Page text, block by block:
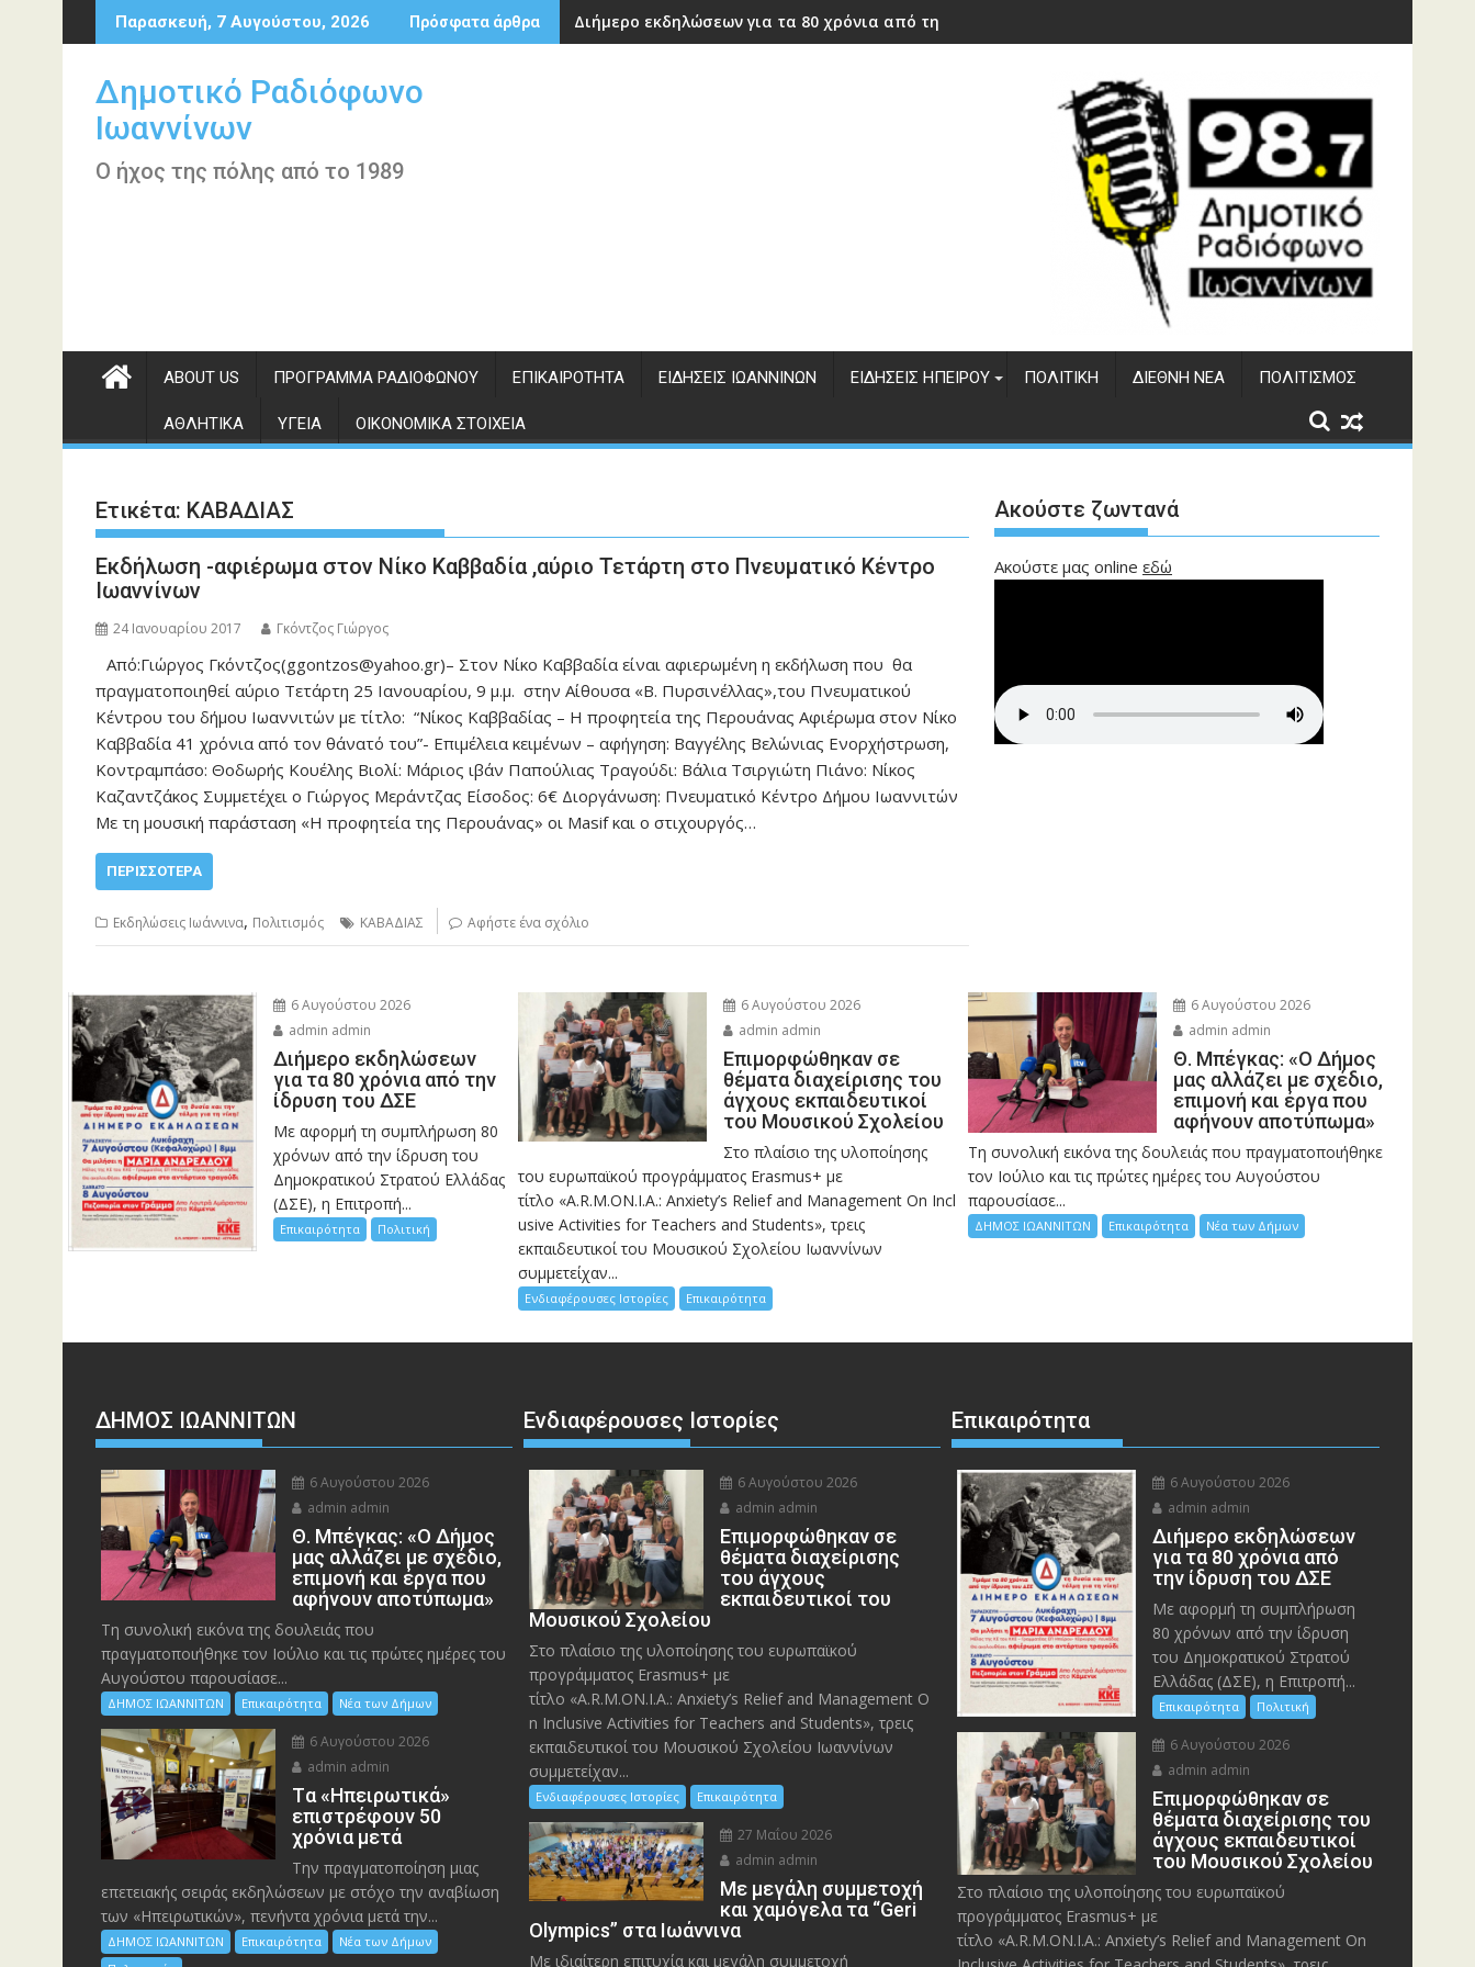
Περάστε
στο
Παρασκευή, 7 Αυγούστου, 2026 Πρόσφατα άρθρα Διήμερο εκδηλώσεων για τα 80 χρόνια από την ίδρυση του ΔΣΕ
Δημοτικό Ραδιόφωνο
Ιωαννίνων
Ο ήχος της πόλης από το 1989
ABOUT US ΠΡΌΓΡΑΜΜΑ ΡΑΔΙΟΦΏΝΟΥ ΕΠΙΚΑΙΡΌΤΗΤΑ ΕΙΔΉΣΕΙΣ ΙΩΑΝΝΊΝΩΝ ΕΙΔΉΣΕΙΣ ΗΠΕΊΡΟΥ ΠΟΛΙΤΙΚΉ ΔΙΕΘΝΉ ΝΈΑ ΠΟΛΙΤΙΣΜΌΣ
ΑΘΛΗΤΙΚΆ ΥΓΕΊΑ ΟΙΚΟΝΟΜΙΚΆ ΣΤΟΙΧΕΊΑ
Ετικέτα: ΚΑΒΑΔΙΑΣ
Εκδήλωση -αφιέρωμα στον Νίκο Καββαδία ,αύριο Τετάρτη στο Πνευματικό Κέντρο
Ιωαννίνων
24 Ιανουαρίου 2017 Γκόντζος Γιώργος
Από:Γιώργος Γκόντζος(ggontzos@yahoo.gr)– Στον Νίκο Καββαδία είναι αφιερωμένη η εκδήλωση που θα
πραγματοποιηθεί αύριο Τετάρτη 25 Ιανουαρίου, 9 μ.μ. στην Αίθουσα «Β. Πυρσινέλλας»,του Πνευματικού
Κέντρου του δήμου Ιωαννιτών με τίτλο: “Νίκος Καββαδίας – Η προφητεία της Περουάνας Αφιέρωμα στον Νίκο
Καββαδία 41 χρόνια από τον θάνατό του”- Επιμέλεια κειμένων – αφήγηση: Βαγγέλης Βελώνιας Ενορχήστρωση,
Κοντραμπάσο: Θοδωρής Κουέλης Βιολί: Μάριος ιβάν Παπούλιας Τραγούδι: Βάλια Τσιργιώτη Πιάνο: Νίκος
Καζαντζάκος Συμμετέχει ο Γιώργος Μεράντζας Είσοδος: 6€ Διοργάνωση: Πνευματικό Κέντρο Δήμου Ιωαννιτών
Με τη μουσική παράσταση «Η προφητεία της Περουάνας» οι Masif και ο στιχουργός…
ΠΕΡΙΣΣΌΤΕΡΑ
Εκδηλώσεις Ιωάννινα, Πολιτισμός ΚΑΒΑΔΙΑΣ Αφήστε ένα σχόλιο
Ακούστε ζωντανά
Ακούστε μας online εδώ
6 Αυγούστου 2026
admin admin
Διήμερο εκδηλώσεων
για τα 80 χρόνια από την
ίδρυση του ΔΣΕ
Με αφορμή τη συμπλήρωση 80
χρόνων από την ίδρυση του
Δημοκρατικού Στρατού Ελλάδας
(ΔΣΕ), η Επιτροπή...
Επικαιρότητα Πολιτική
6 Αυγούστου 2026
admin admin
Eπιμορφώθηκαν σε
θέματα διαχείρισης του
άγχους εκπαιδευτικοί
του Μουσικού Σχολείου
Στο πλαίσιο της υλοποίησης
του ευρωπαϊκού προγράμματος Erasmus+ με
τίτλο «A.R.M.ON.I.A.: Anxiety’s Relief and Management On Incl
usive Activities for Teachers and Students», τρεις
εκπαιδευτικοί του Μουσικού Σχολείου Ιωαννίνων
συμμετείχαν...
Ενδιαφέρουσες Ιστορίες Επικαιρότητα
6 Αυγούστου 2026
admin admin
Θ. Μπέγκας: «Ο Δήμος
μας αλλάζει με σχέδιο,
επιμονή και έργα που
αφήνουν αποτύπωμα»
Τη συνολική εικόνα της δουλειάς που πραγματοποιήθηκε
τον Ιούλιο και τις πρώτες ημέρες του Αυγούστου
παρουσίασε...
ΔΗΜΟΣ ΙΩΑΝΝΙΤΩΝ Επικαιρότητα Νέα των Δήμων
ΔΗΜΟΣ ΙΩΑΝΝΙΤΩΝ
6 Αυγούστου 2026
admin admin
Θ. Μπέγκας: «Ο Δήμος
μας αλλάζει με σχέδιο,
επιμονή και έργα που
αφήνουν αποτύπωμα»
Τη συνολική εικόνα της δουλειάς που
πραγματοποιήθηκε τον Ιούλιο και τις πρώτες ημέρες του
Αυγούστου παρουσίασε...
ΔΗΜΟΣ ΙΩΑΝΝΙΤΩΝ Επικαιρότητα Νέα των Δήμων
6 Αυγούστου 2026
admin admin
Tα «Ηπειρωτικά»
επιστρέφουν 50
χρόνια μετά
Την πραγματοποίηση μιας
επετειακής σειράς εκδηλώσεων με στόχο την αναβίωση
των «Ηπειρωτικών», πενήντα χρόνια μετά την...
ΔΗΜΟΣ ΙΩΑΝΝΙΤΩΝ Επικαιρότητα
Νέα των Δήμων
Ενδιαφέρουσες Ιστορίες
6 Αυγούστου 2026
admin admin
Eπιμορφώθηκαν σε
θέματα διαχείρισης
του άγχους
εκπαιδευτικοί του
Μουσικού Σχολείου
Στο πλαίσιο της υλοποίησης του ευρωπαϊκού
προγράμματος Erasmus+ με
τίτλο «A.R.M.ON.I.A.: Anxiety’s Relief and Management O
n Inclusive Activities for Teachers and Students», τρεις
εκπαιδευτικοί του Μουσικού Σχολείου Ιωαννίνων
συμμετείχαν...
Ενδιαφέρουσες Ιστορίες Επικαιρότητα
27 Μαΐου 2026
admin admin
Με μεγάλη συμμετοχή
και χαμόγελα τα “Geri
Olympics” στα Ιωάννινα
Με ιδιαίτερη επιτυχία και μεγάλη συμμετοχή
Επικαιρότητα
6 Αυγούστου 2026
admin admin
Διήμερο εκδηλώσεων
για τα 80 χρόνια από
την ίδρυση του ΔΣΕ
Με αφορμή τη συμπλήρωση
80 χρόνων από την ίδρυση
του Δημοκρατικού Στρατού
Ελλάδας (ΔΣΕ), η Επιτροπή...
Επικαιρότητα Πολιτική
6 Αυγούστου 2026
admin admin
Eπιμορφώθηκαν σε
θέματα διαχείρισης του
άγχους εκπαιδευτικοί
του Μουσικού Σχολείου
Στο πλαίσιο της υλοποίησης του ευρωπαϊκού
προγράμματος Erasmus+ με
τίτλο «A.R.M.ON.I.A.: Anxiety’s Relief and Management On